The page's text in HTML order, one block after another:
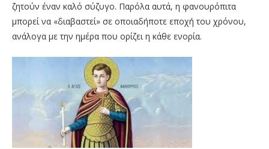
ζητούν έναν καλό σύζυγο. Παρόλα αυτά, η φανουρόπιτα
μπορεί να «διαβαστεί» σε οποιαδήποτε εποχή του χρόνου,
ανάλογα με την ημέρα που ορίζει η κάθε ενορία.